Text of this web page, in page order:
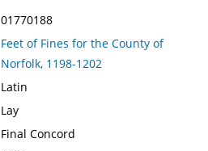
01770188
Feet of Fines for the County of
Norfolk, 1198-1202
Latin
Lay
Final Concord